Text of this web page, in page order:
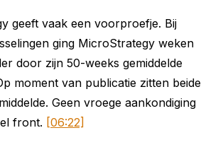
geeft vaak een voorproefje. Bij
ging MicroStrategy weken
door zijn 50-weeks gemiddelde
moment van publicatie zitten beide
Geen vroege aankondiging
front. [06:22]